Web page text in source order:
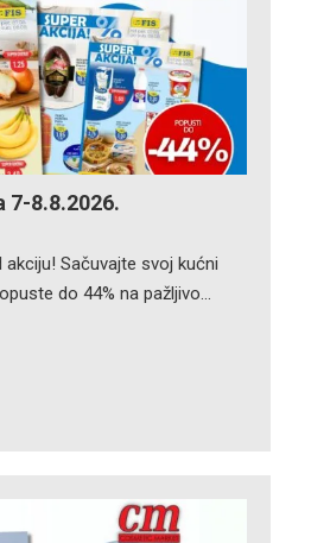
7-8.8.2026.
akciju! Sačuvajte svoj kućni
do 44% na pažljivo…